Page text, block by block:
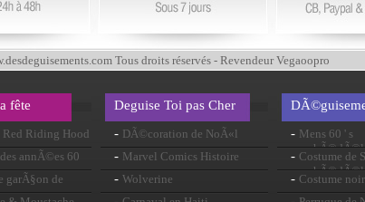
Tous droits réservés - Revendeur Vegaoopro
fête
Red Riding Hood
annÃ©es 60
garÃ§on de
Deguise Toi pas Cher
- DÃ©coration de NoÃ«l
- Marvel Comics Histoire
- Wolverine
- Mens 60 ' s
pantalon
- Costume de
annÃ©es 60
- Costume
mens